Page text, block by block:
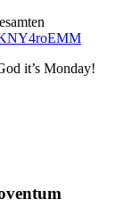
it’s Monday!